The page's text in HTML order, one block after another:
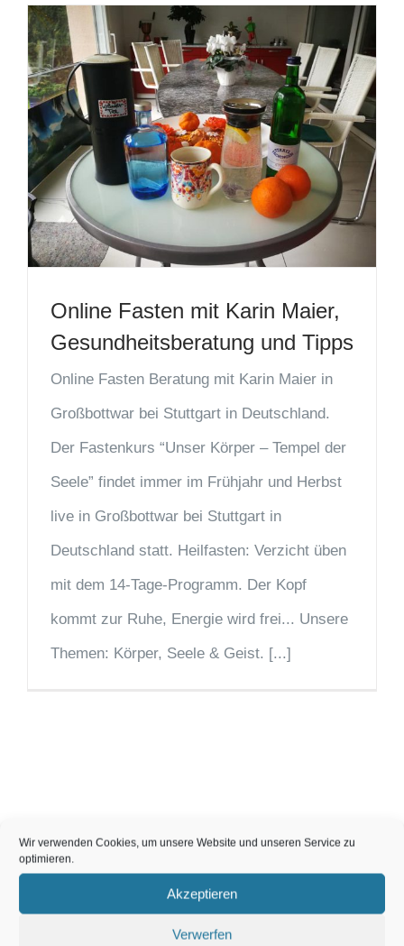
Wir verwenden Cookies, um unsere Website und unseren Service zu
optimieren.
Akzeptieren
Verwerfen
Online Fasten mit Karin Maier,
Gesundheitsberatung und Tipps
Online Fasten Beratung mit Karin Maier in
Großbottwar bei Stuttgart in Deutschland.
Der Fastenkurs “Unser Körper – Tempel der
Seele” findet immer im Frühjahr und Herbst
live in Großbottwar bei Stuttgart in
Deutschland statt. Heilfasten: Verzicht üben
mit dem 14-Tage-Programm. Der Kopf
kommt zur Ruhe, Energie wird frei... Unsere
Themen: Körper, Seele & Geist. [...]